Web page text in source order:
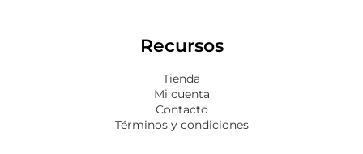
Recursos
Tienda
Mi cuenta
Contacto
Términos y condiciones